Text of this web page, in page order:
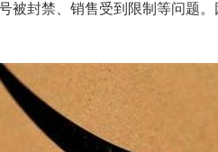
被封禁、销售受到限制等问题